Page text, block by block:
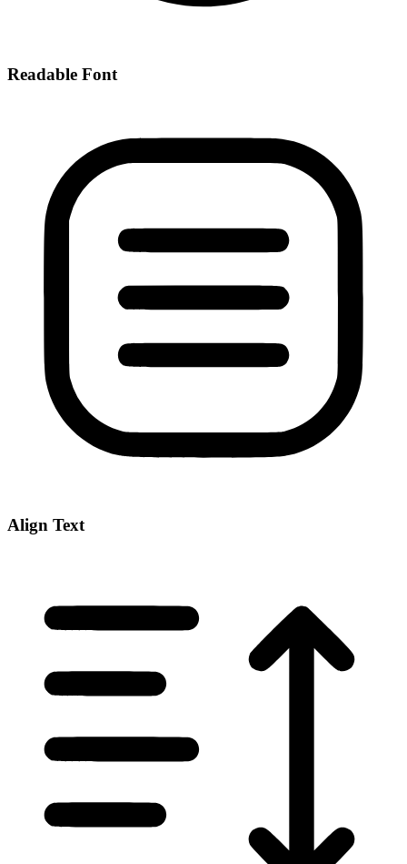
Readable Font
Align Text